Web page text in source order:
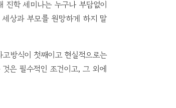
진학 세미나는 누구나 부담없이
상과 부모를 원망하게 하지 말
방식이 첫째이고 현실적으로는
은 필수적인 조건이고, 그 외에